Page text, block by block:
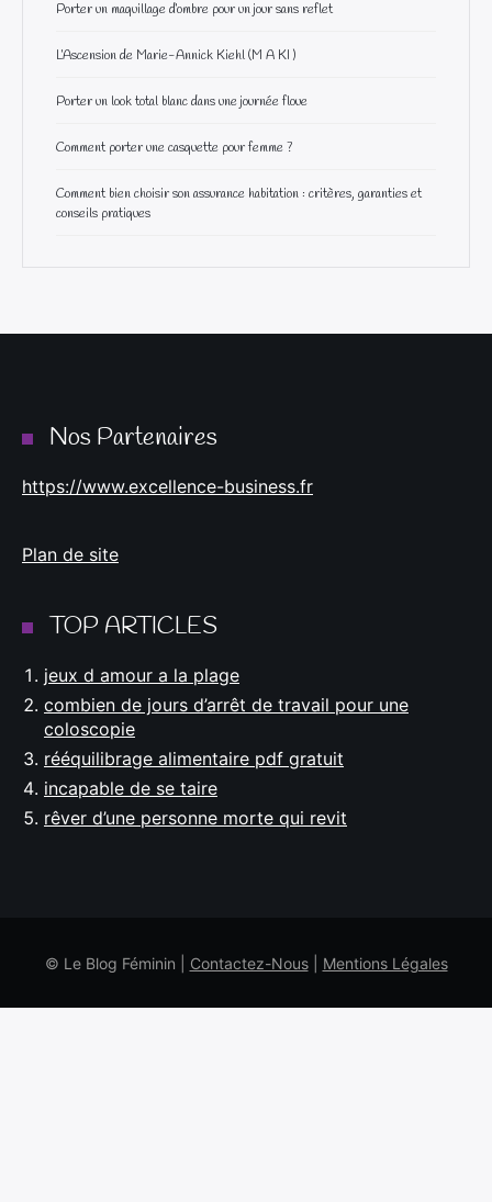
Porter un maquillage d’ombre pour un jour sans reflet
L’Ascension de Marie-Annick Kiehl (M A KI )
Porter un look total blanc dans une journée floue
Comment porter une casquette pour femme ?
Comment bien choisir son assurance habitation : critères, garanties et
conseils pratiques
Nos Partenaires
https://www.excellence-business.fr
Plan de site
TOP ARTICLES
jeux d amour a la plage
combien de jours d’arrêt de travail pour une
coloscopie
rééquilibrage alimentaire pdf gratuit
incapable de se taire
rêver d’une personne morte qui revit
© Le Blog Féminin | Contactez-Nous| Mentions Légales